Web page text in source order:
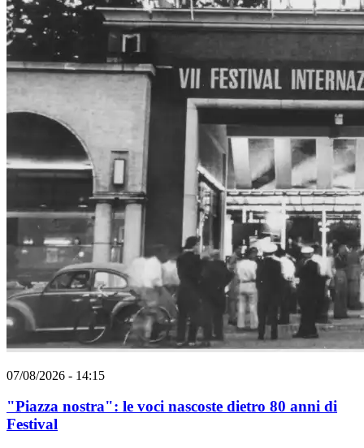
07/08/2026 - 14:15
"Piazza nostra": le voci nascoste dietro 80 anni di
Festival